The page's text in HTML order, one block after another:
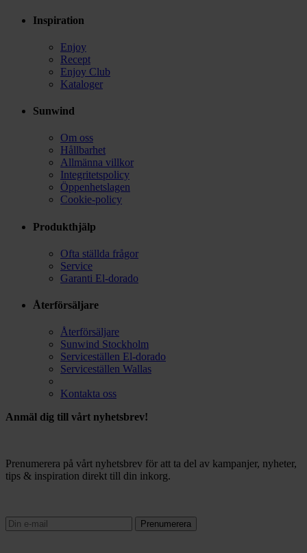
Inspiration
Enjoy
Recept
Enjoy Club
Kataloger
Sunwind
Om oss
Hållbarhet
Allmänna villkor
Integritetspolicy
Öppenhetslagen
Cookie-policy
Produkthjälp
Ofta ställda frågor
Service
Garanti El-dorado
Återförsäljare
Återförsäljare
Sunwind Stockholm
Serviceställen El-dorado
Serviceställen Wallas
Kontakta oss
Anmäl dig till vårt nyhetsbrev!
Prenumerera på vårt nyhetsbrev för att ta del av kampanjer, nyheter,
tips & inspiration direkt till din inkorg.
Prenumerera